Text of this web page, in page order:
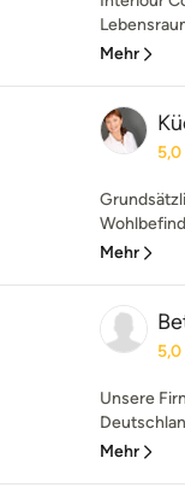
Mehr
5,0
Mehr
5,0
Unsere
Mehr